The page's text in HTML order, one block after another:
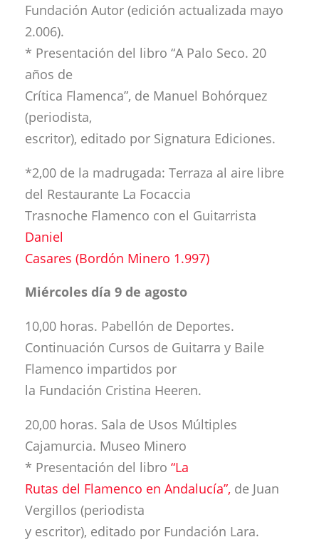
Fundación Autor (edición actualizada mayo
2.006).
* Presentación del libro “A Palo Seco. 20
años de
Crítica Flamenca”, de Manuel Bohórquez
(periodista,
escritor), editado por Signatura Ediciones.
*2,00 de la madrugada: Terraza al aire libre
del Restaurante La Focaccia
Trasnoche Flamenco con el Guitarrista
Daniel
Casares (Bordón Minero 1.997)
Miércoles día 9 de agosto
10,00 horas. Pabellón de Deportes.
Continuación Cursos de Guitarra y Baile
Flamenco impartidos por
la Fundación Cristina Heeren.
20,00 horas. Sala de Usos Múltiples
Cajamurcia. Museo Minero
* Presentación del libro “La
Rutas del Flamenco en Andalucía”, de Juan
Vergillos (periodista
y escritor), editado por Fundación Lara.